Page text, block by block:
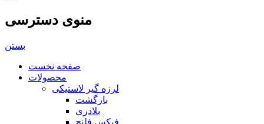
منوی دسترسی
بستن
صفحه نخست
محصولات
لرزه گیر لاستیکی
بازگشت
بلادری
فیکس فلنج